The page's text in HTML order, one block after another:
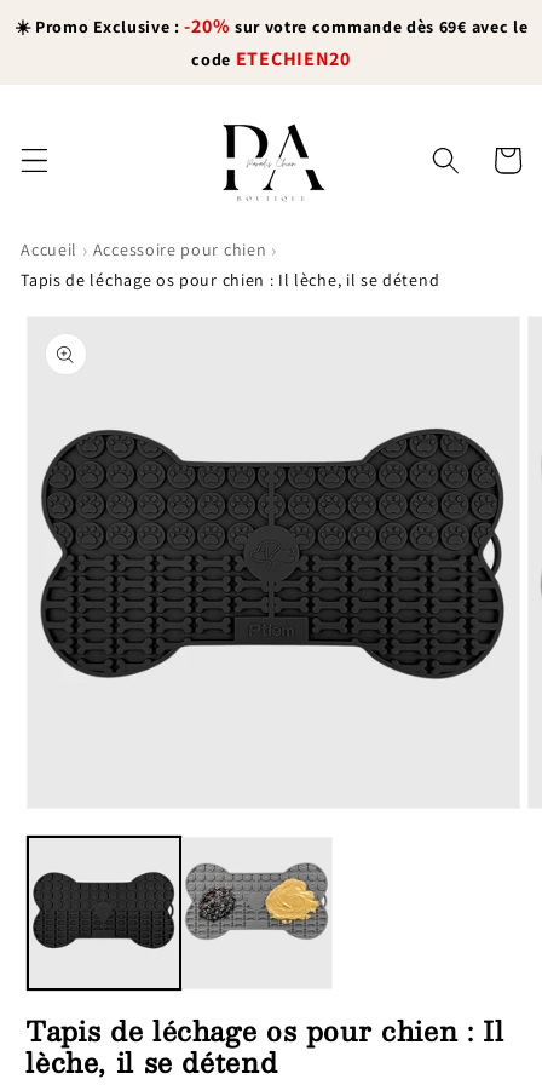
passer
☀️ Promo Exclusive :-20% sur votre commande dès 69€ avec le
code ETECHIEN20
Panier
Accueil › Accessoire pour chien ›
Tapis de léchage os pour chien : Il lèche, il se détend
informations
produits
le
dans
une
fenêtre
modale
Tapis de léchage os pour chien : Il
lèche, il se détend